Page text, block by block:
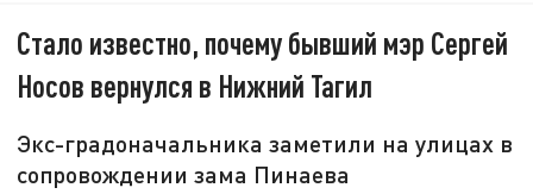
Стало известно, почему бывший мэр Сергей
Носов вернулся в Нижний Тагил
Экс-градоначальника заметили на улицах в
сопровождении зама Пинаева